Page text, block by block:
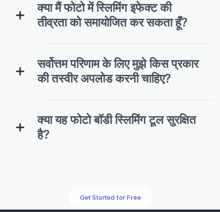
क्या मैं फोटो में स्लिमिंग इफेक्ट की
तीव्रता को समायोजित कर सकता हूँ?
सर्वोत्तम परिणाम के लिए मुझे किस प्रकार
की तस्वीर अपलोड करनी चाहिए?
क्या यह फोटो बॉडी स्लिमिंग टूल सुरक्षित
है?
Get Started for Free